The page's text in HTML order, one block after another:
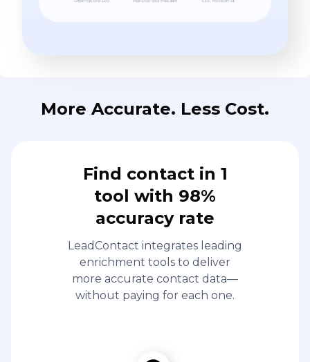
More Accurate. Less Cost.
Find contact in 1
tool with 98%
accuracy rate
LeadContact integrates leading
enrichment tools to deliver
more accurate contact data—
without paying for each one.